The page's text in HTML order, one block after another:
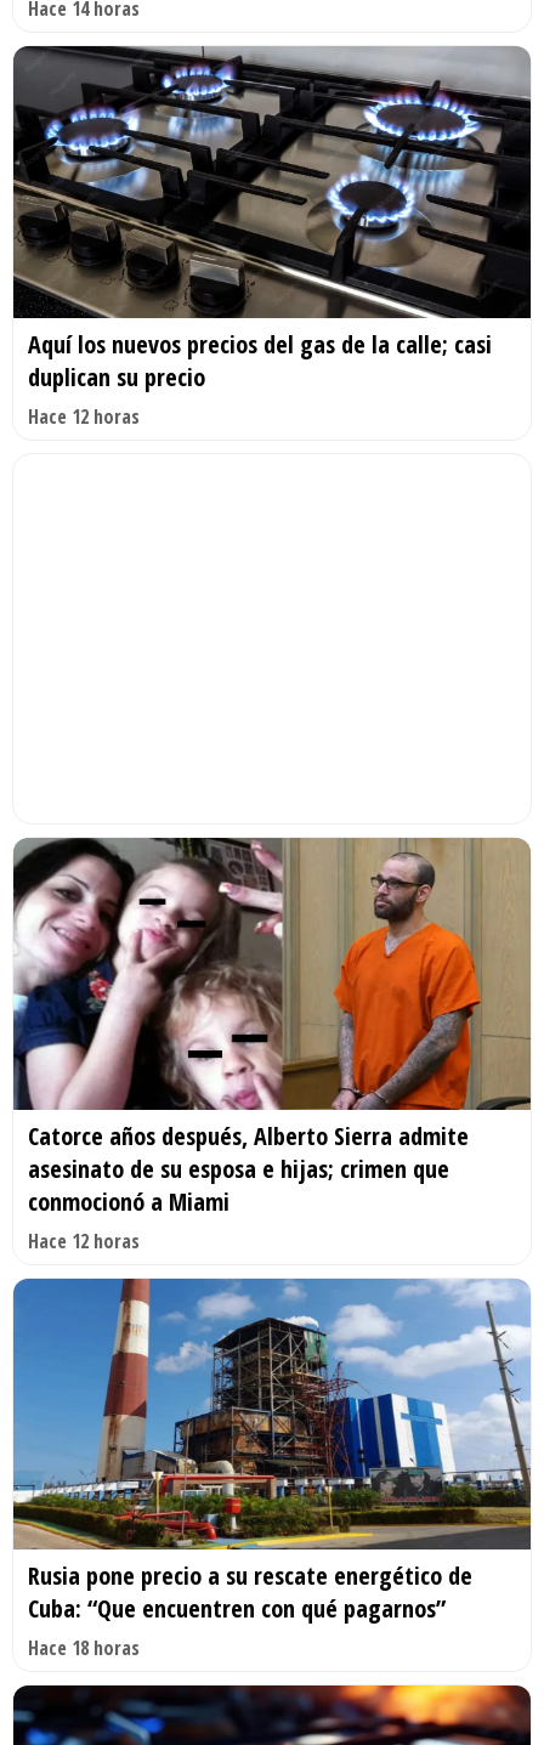
Hace 14 horas
Aquí los nuevos precios del gas de la calle; casi
duplican su precio
Hace 12 horas
Catorce años después, Alberto Sierra admite
asesinato de su esposa e hijas; crimen que
conmocionó a Miami
Hace 12 horas
Rusia pone precio a su rescate energético de
Cuba: “Que encuentren con qué pagarnos”
Hace 18 horas